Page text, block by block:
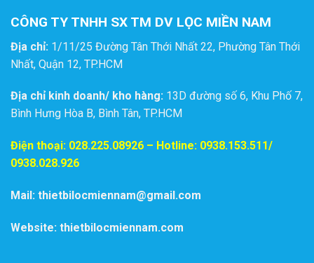
CÔNG TY TNHH SX TM DV LỌC MIỀN NAM
Địa chỉ: 1/11/25 Đường Tân Thới Nhất 22, Phường Tân Thới
Nhất, Quận 12, TP.HCM
Địa chỉ kinh doanh/ kho hàng: 13D đường số 6, Khu Phố 7,
Bình Hưng Hòa B, Bình Tân, TP.HCM
Điện thoại: 028.225.08926 – Hotline: 0938.153.511/
0938.028.926
Mail: thietbilocmiennam@gmail.com
Website: thietbilocmiennam.com